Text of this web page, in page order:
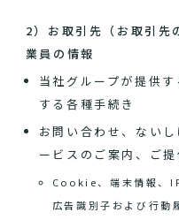
2）お取引先（お取引先
業員の情報
当社グループが提供
する各種手続き
お問い合わせ、ない
ービスのご案内、ご提
Cookie、端末情報、
広告識別子および行動